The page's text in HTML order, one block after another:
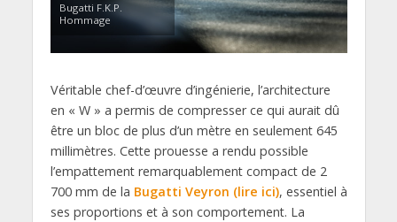
Bugatti F.K.P.
Hommage
Véritable chef-d’œuvre d’ingénierie, l’architecture
en « W » a permis de compresser ce qui aurait dû
être un bloc de plus d’un mètre en seulement 645
millimètres. Cette prouesse a rendu possible
l’empattement remarquablement compact de 2
700 mm de la Bugatti Veyron (lire ici), essentiel à
ses proportions et à son comportement. La